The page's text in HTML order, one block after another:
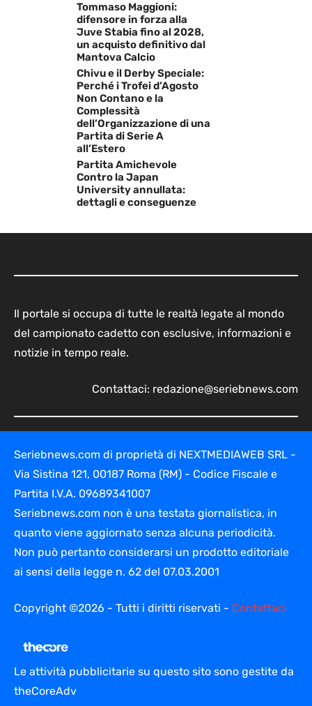
Tommaso Maggioni:
difensore in forza alla
Juve Stabia fino al 2028,
un acquisto definitivo dal
Mantova Calcio
Chivu e il Derby Speciale:
Perché i Trofei d’Agosto
Non Contano e la
Complessità
dell’Organizzazione di una
Partita di Serie A
all’Estero
Partita Amichevole
Contro la Japan
University annullata:
dettagli e conseguenze
Il portale si occupa di tutte le realtà legate al mondo
del campionato cadetto con esclusive, informazioni e
notizie in tempo reale.
Contattaci: redazione@seriebnews.com
Seriebnews.com di proprietà di NEXTMEDIAWEB SRL -
Via Sistina 121, 00187 Roma (RM) - Codice Fiscale e
Partita I.V.A. 09689341007
Seriebnews.com non è una testata giornalistica, in
quanto viene aggiornato senza alcuna periodicità.
Non può pertanto considerarsi un prodotto editoriale
ai sensi della legge n. 62 del 07.03.2001
Copyright ©2026 - Tutti i diritti riservati - Contattaci
Le attività pubblicitarie su questo sito sono gestite da
theCoreAdv